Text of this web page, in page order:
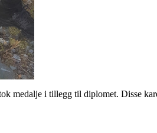
medalje i tillegg til diplomet. Disse